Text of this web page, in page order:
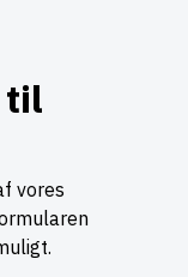
til
vores